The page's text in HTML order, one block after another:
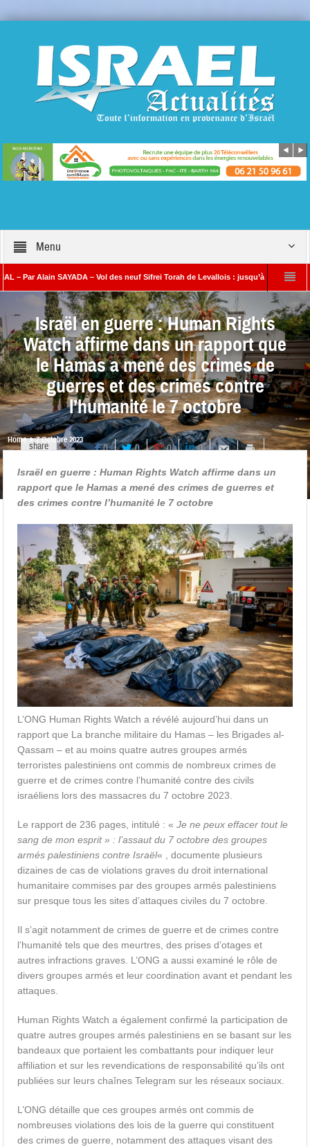
Menu
SAYADA – Vol des neuf Sifrei Torah de Levallois : jusqu’à quand le silence ?
Benjamin Netanyahou à l’Iran : « Si vous nous attaquez, notre riposte sera
Israël en guerre : Human Rights
Watch affirme dans un rapport que
le Hamas a mené des crimes de
guerres et des crimes contre
l’humanité le 7 octobre
share 0 0 0 0
Home 7 Octobre 2023
Israël en guerre : Human Rights Watch affirme dans un
rapport que le Hamas a mené des crimes de guerres et
des crimes contre l’humanité le 7 octobre
L’ONG Human Rights Watch a révélé aujourd’hui dans un
rapport que La branche militaire du Hamas – les Brigades al-
Qassam – et au moins quatre autres groupes armés
terroristes palestiniens ont commis de nombreux crimes de
guerre et de crimes contre l’humanité contre des civils
israéliens lors des massacres du 7 octobre 2023.
Le rapport de 236 pages, intitulé : «Je ne peux effacer tout le
sang de mon esprit » : l’assaut du 7 octobre des groupes
armés palestiniens contre Israël« , documente plusieurs
dizaines de cas de violations graves du droit international
humanitaire commises par des groupes armés palestiniens
sur presque tous les sites d’attaques civiles du 7 octobre.
Il s’agit notamment de crimes de guerre et de crimes contre
l’humanité tels que des meurtres, des prises d’otages et
autres infractions graves. L’ONG a aussi examiné le rôle de
divers groupes armés et leur coordination avant et pendant les
attaques.
Human Rights Watch a également confirmé la participation de
quatre autres groupes armés palestiniens en se basant sur les
bandeaux que portaient les combattants pour indiquer leur
affiliation et sur les revendications de responsabilité qu’ils ont
publiées sur leurs chaînes Telegram sur les réseaux sociaux.
L’ONG détaille que ces groupes armés ont commis de
nombreuses violations des lois de la guerrequi constituent
des crimes de guerre, notamment des attaques visant des